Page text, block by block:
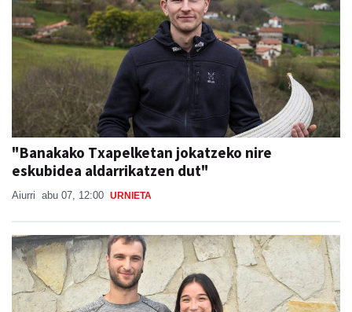
"Banakako Txapelketan jokatzeko nire
eskubidea aldarrikatzen dut"
Aiurri abu 07, 12:00 URNIETA